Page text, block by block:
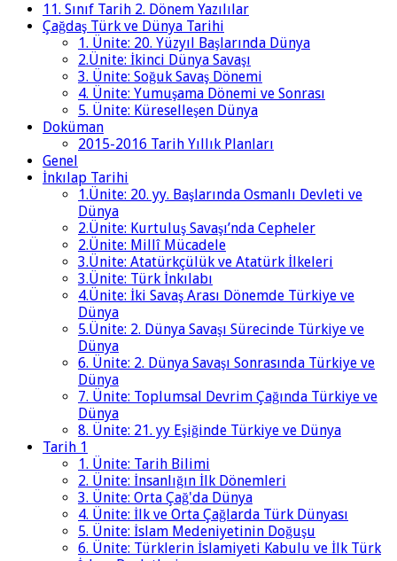
11. Sınıf Tarih 2. Dönem Yazılılar
Çağdaş Türk ve Dünya Tarihi
1. Ünite: 20. Yüzyıl Başlarında Dünya
2.Ünite: İkinci Dünya Savaşı
3. Ünite: Soğuk Savaş Dönemi
4. Ünite: Yumuşama Dönemi ve Sonrası
5. Ünite: Küreselleşen Dünya
Doküman
2015-2016 Tarih Yıllık Planları
Genel
İnkılap Tarihi
1.Ünite: 20. yy. Başlarında Osmanlı Devleti ve
Dünya
2.Ünite: Kurtuluş Savaşı’nda Cepheler
2.Ünite: Millî Mücadele
3.Ünite: Atatürkçülük ve Atatürk İlkeleri
3.Ünite: Türk İnkılabı
4.Ünite: İki Savaş Arası Dönemde Türkiye ve
Dünya
5.Ünite: 2. Dünya Savaşı Sürecinde Türkiye ve
Dünya
6. Ünite: 2. Dünya Savaşı Sonrasında Türkiye ve
Dünya
7. Ünite: Toplumsal Devrim Çağında Türkiye ve
Dünya
8. Ünite: 21. yy Eşiğinde Türkiye ve Dünya
Tarih 1
1. Ünite: Tarih Bilimi
2. Ünite: İnsanlığın İlk Dönemleri
3. Ünite: Orta Çağ'da Dünya
4. Ünite: İlk ve Orta Çağlarda Türk Dünyası
5. Ünite: İslam Medeniyetinin Doğuşu
6. Ünite: Türklerin İslamiyeti Kabulu ve İlk Türk